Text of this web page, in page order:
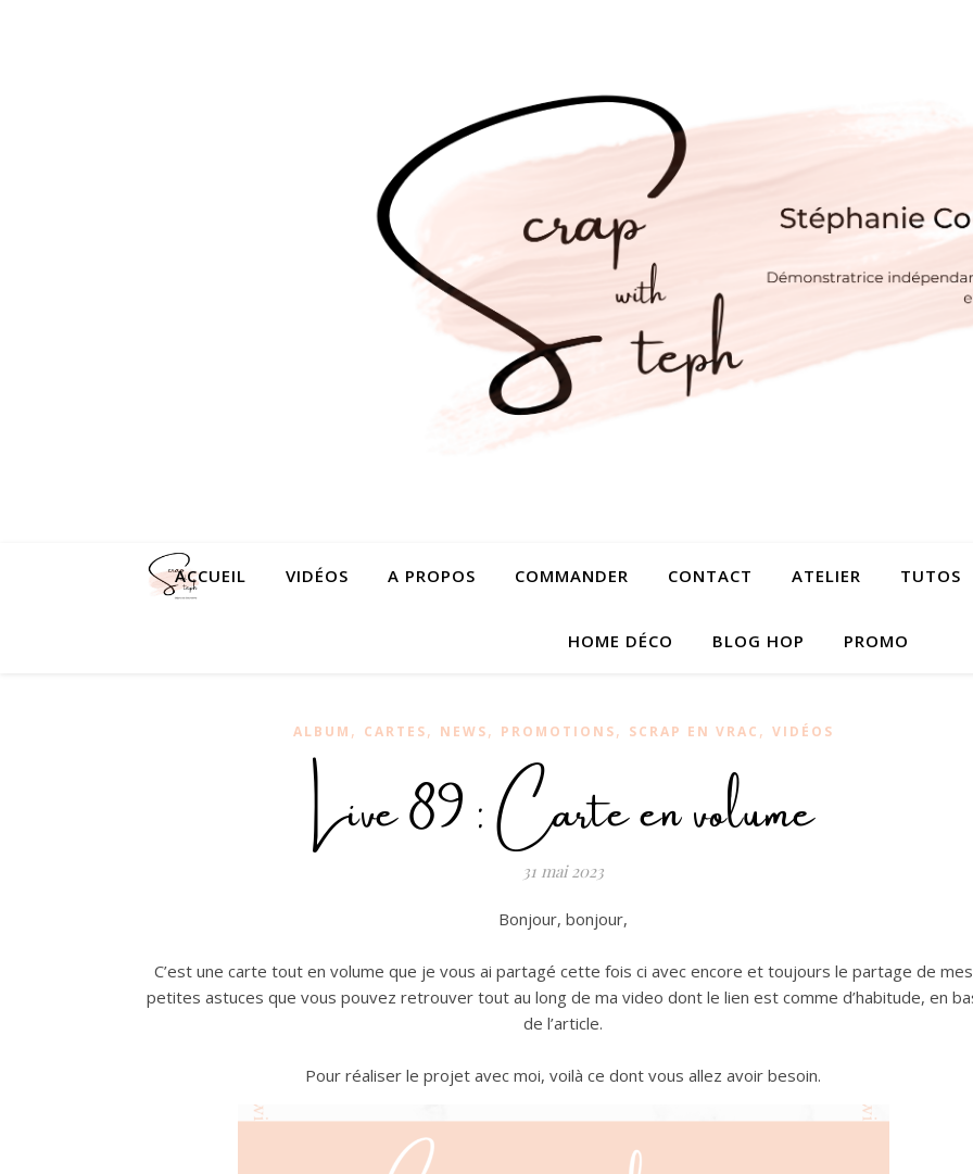
ACCUEIL VIDÉOS A PROPOS COMMANDER CONTACT ATELIER TUTOS
HOME DÉCO BLOG HOP PROMO
ALBUM , CARTES, NEWS, PROMOTIONS, SCRAP EN VRAC , VIDÉOS
Live 89 : Carte en volume
31 mai 2023
Bonjour, bonjour,
C’est une carte tout en volume que je vous ai partagé cette fois ci avec encore et toujours le partage de mes
petites astuces que vous pouvez retrouver tout au long de ma video dont le lien est comme d’habitude, en
de l’article.
Pour réaliser le projet avec moi, voilà ce dont vous allez avoir besoin.